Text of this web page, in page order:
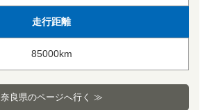
走行距離
85000km
奈良県のページへ行く ≫